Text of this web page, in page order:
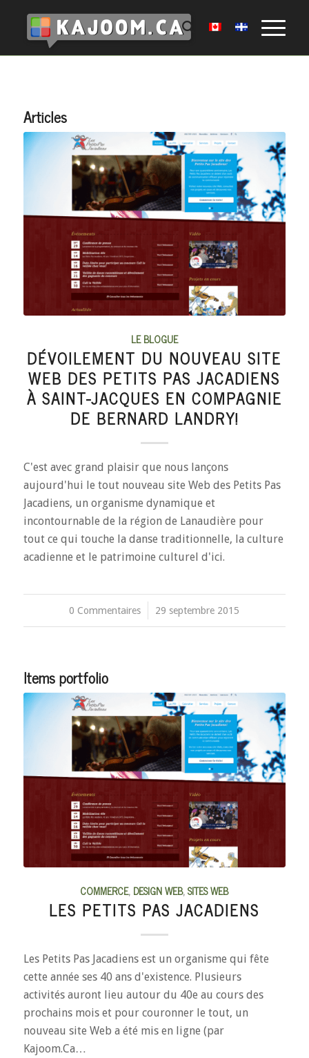
Articles
LE BLOGUE
DÉVOILEMENT DU NOUVEAU SITE
WEB DES PETITS PAS JACADIENS
À SAINT-JACQUES EN COMPAGNIE
DE BERNARD LANDRY!
C'est avec grand plaisir que nous lançons
aujourd'hui le tout nouveau site Web des Petits Pas
Jacadiens, un organisme dynamique et
incontournable de la région de Lanaudière pour
tout ce qui touche la danse traditionnelle, la culture
acadienne et le patrimoine culturel d'ici.
0 Commentaires
/ 29 septembre 2015
Items portfolio
COMMERCE, DESIGN WEB,SITES WEB
LES PETITS PAS JACADIENS
Les Petits Pas Jacadiens est un organisme qui fête
cette année ses 40 ans d'existence. Plusieurs
activités auront lieu autour du 40e au cours des
prochains mois et pour couronner le tout, un
nouveau site Web a été mis en ligne (par
Kajoom.Ca…